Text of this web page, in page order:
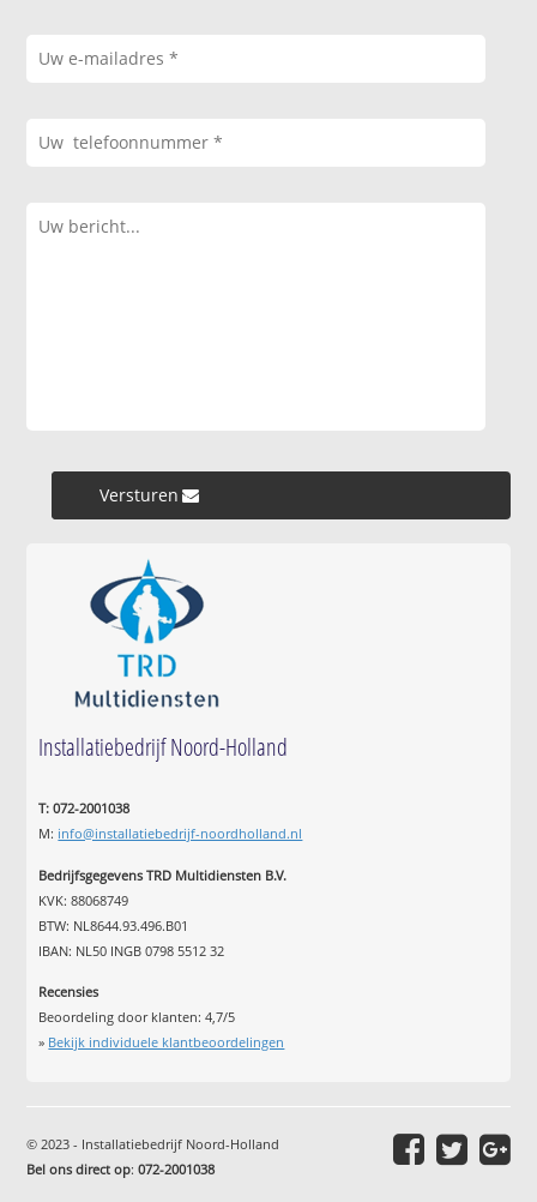
Versturen »
Installatiebedrijf Noord-Holland
T: 072-2001038
M: info@installatiebedrijf-noordholland.nl
Bedrijfsgegevens TRD Multidiensten B.V.
KVK: 88068749
BTW: NL8644.93.496.B01
IBAN: NL50 INGB 0798 5512 32
Recensies
Beoordeling door klanten:4,7/5
» Bekijk individuele klantbeoordelingen
© 2023 - Installatiebedrijf Noord-Holland
Bel ons direct op:072-2001038